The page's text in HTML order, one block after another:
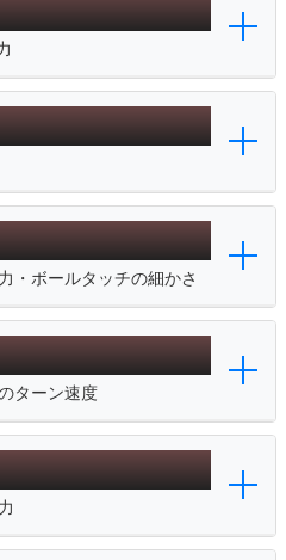
・ボールタッチの細かさ
ターン速度